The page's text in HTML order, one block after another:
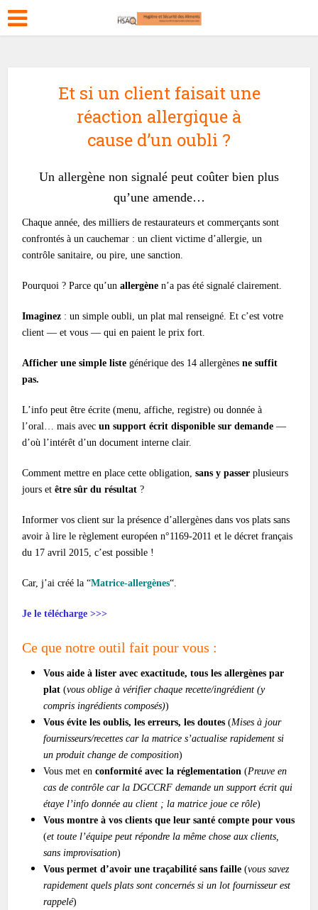
Et si un client faisait une
réaction allergique à
cause d’un oubli ?
Un allergène non signalé peut coûter bien plus
qu’une amende…
Chaque année, des milliers de restaurateurs et commerçants sont
confrontés à un cauchemar : un client victime d’allergie, un
contrôle sanitaire, ou pire, une sanction.
Pourquoi ? Parce qu’unallergène n’a pas été signalé clairement.
Imaginez : un simple oubli, un plat mal renseigné. Et c’est votre
client — et vous — qui en paient le prix fort.
Afficher une simple listegénérique des 14 allergènesne suffit
pas.
L’info peut être écrite (menu, affiche, registre) ou donnée à
l’oral… mais avecun support écrit disponible sur demande —
d’où l’intérêt d’un document interne clair.
Comment mettre en place cette obligation,sans y passer plusieurs
jours etêtre sûr du résultat ?
Informer vos client sur la présence d’allergènes dans vos plats sans
avoir à lire le règlement européen n°1169-2011 et le décret français
du 17 avril 2015, c’est possible !
Car, j’ai créé la “Matrice-allergènes“.
Je le télécharge >>>
Ce que notre outil fait pour vous :
Vous aide à lister avec exactitude, tous les allergènes par
plat (vous oblige à vérifier chaque recette/ingrédient (y
compris ingrédients composés))
Vous évite les oublis, les erreurs, les doutes (Mises à jour
fournisseurs/recettes car la matrice s’actualise rapidement si
un produit change de composition)
Vous met enconformité avec la réglementation (Preuve en
cas de contrôle car la DGCCRF demande un support écrit qui
étaye l’info donnée au client ; la matrice joue ce rôle)
Vous montre à vos clients que leur santé compte pour vous
(et toute l’équipe peut répondre la même chose aux clients,
sans improvisation)
Vous permet d’avoir une traçabilité sans faille(vous savez
rapidement quels plats sont concernés si un lot fournisseur est
rappelé)